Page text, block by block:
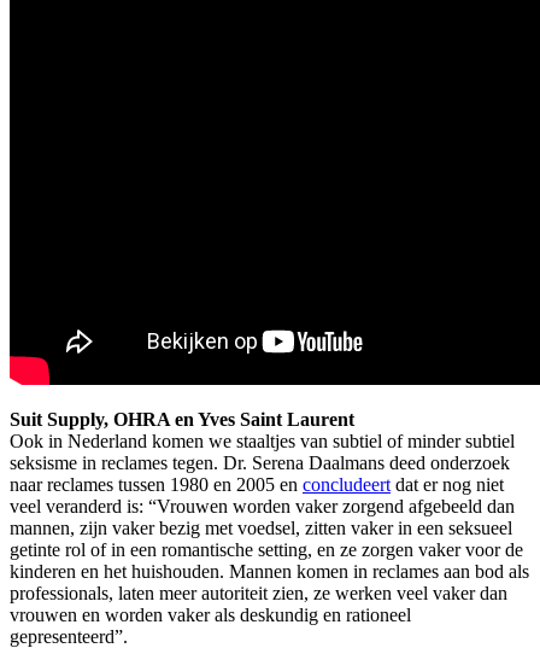
Suit Supply, OHRA en Yves Saint Laurent
Ook in Nederland komen we staaltjes van subtiel of minder subtiel
seksisme in reclames tegen. Dr. Serena Daalmans deed onderzoek
naar reclames tussen 1980 en 2005 en concludeert dat er nog niet
veel veranderd is: “Vrouwen worden vaker zorgend afgebeeld dan
mannen, zijn vaker bezig met voedsel, zitten vaker in een seksueel
getinte rol of in een romantische setting, en ze zorgen vaker voor de
kinderen en het huishouden. Mannen komen in reclames aan bod als
professionals, laten meer autoriteit zien, ze werken veel vaker dan
vrouwen en worden vaker als deskundig en rationeel
gepresenteerd”.